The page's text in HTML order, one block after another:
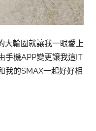
大輪圈就讓我一眼愛上
手機APP變更讓我這IT
我的SMAX一起好好相